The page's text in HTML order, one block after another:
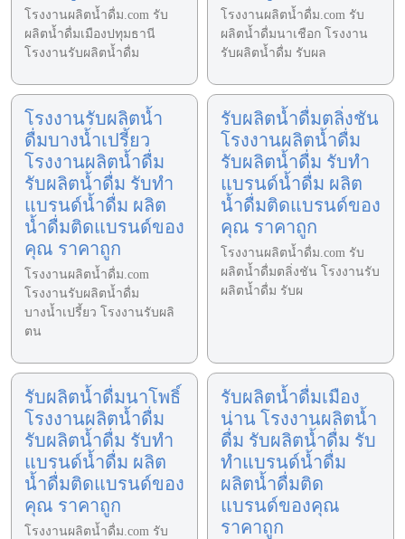
โรงงานผลิตน้ำดื่ม.com รับ
ผลิตน้ำดื่มเมืองปทุมธานี
โรงงานรับผลิตน้ำดื่ม
โรงงานผลิตน้ำดื่ม.com รับ
ผลิตน้ำดื่มนาเชือก โรงงาน
รับผลิตน้ำดื่ม รับผล
โรงงานรับผลิตน้ำ
ดื่มบางน้ำเปรี้ยว
โรงงานผลิตน้ำดื่ม
รับผลิตน้ำดื่ม รับทำ
แบรนด์น้ำดื่ม ผลิต
น้ำดื่มติดแบรนด์ของ
คุณ ราคาถูก
โรงงานผลิตน้ำดื่ม.com
โรงงานรับผลิตน้ำดื่ม
บางน้ำเปรี้ยว โรงงานรับผลิ
ตน
รับผลิตน้ำดื่มตลิ่งชัน
โรงงานผลิตน้ำดื่ม
รับผลิตน้ำดื่ม รับทำ
แบรนด์น้ำดื่ม ผลิต
น้ำดื่มติดแบรนด์ของ
คุณ ราคาถูก
โรงงานผลิตน้ำดื่ม.com รับ
ผลิตน้ำดื่มตลิ่งชัน โรงงานรับ
ผลิตน้ำดื่ม รับผ
รับผลิตน้ำดื่มนาโพธิ์
โรงงานผลิตน้ำดื่ม
รับผลิตน้ำดื่ม รับทำ
แบรนด์น้ำดื่ม ผลิต
น้ำดื่มติดแบรนด์ของ
คุณ ราคาถูก
โรงงานผลิตน้ำดื่ม.com รับ
รับผลิตน้ำดื่มเมือง
น่าน โรงงานผลิตน้ำ
ดื่ม รับผลิตน้ำดื่ม รับ
ทำแบรนด์น้ำดื่ม
ผลิตน้ำดื่มติด
แบรนด์ของคุณ
ราคาถูก